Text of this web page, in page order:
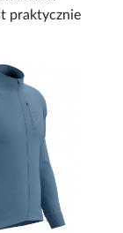
praktycznie